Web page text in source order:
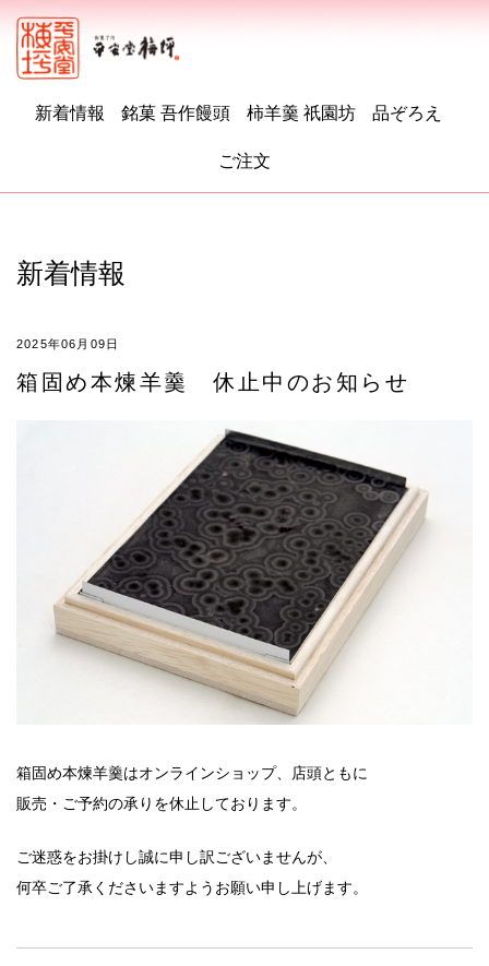
新着情報 銘菓 吾作饅頭 柿羊羹 祇園坊 品ぞろえ
ご注文
新着情報
2025年06月09日
箱固め本煉羊羹 休止中のお知らせ
箱固め本煉羊羹はオンラインショップ、店頭ともに
販売・ご予約の承りを休止しております。
ご迷惑をお掛けし誠に申し訳ございませんが、
何卒ご了承くださいますようお願い申し上げます。